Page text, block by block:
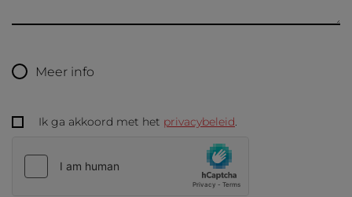
Meer info
Ik ga akkoord met het privacybeleid.